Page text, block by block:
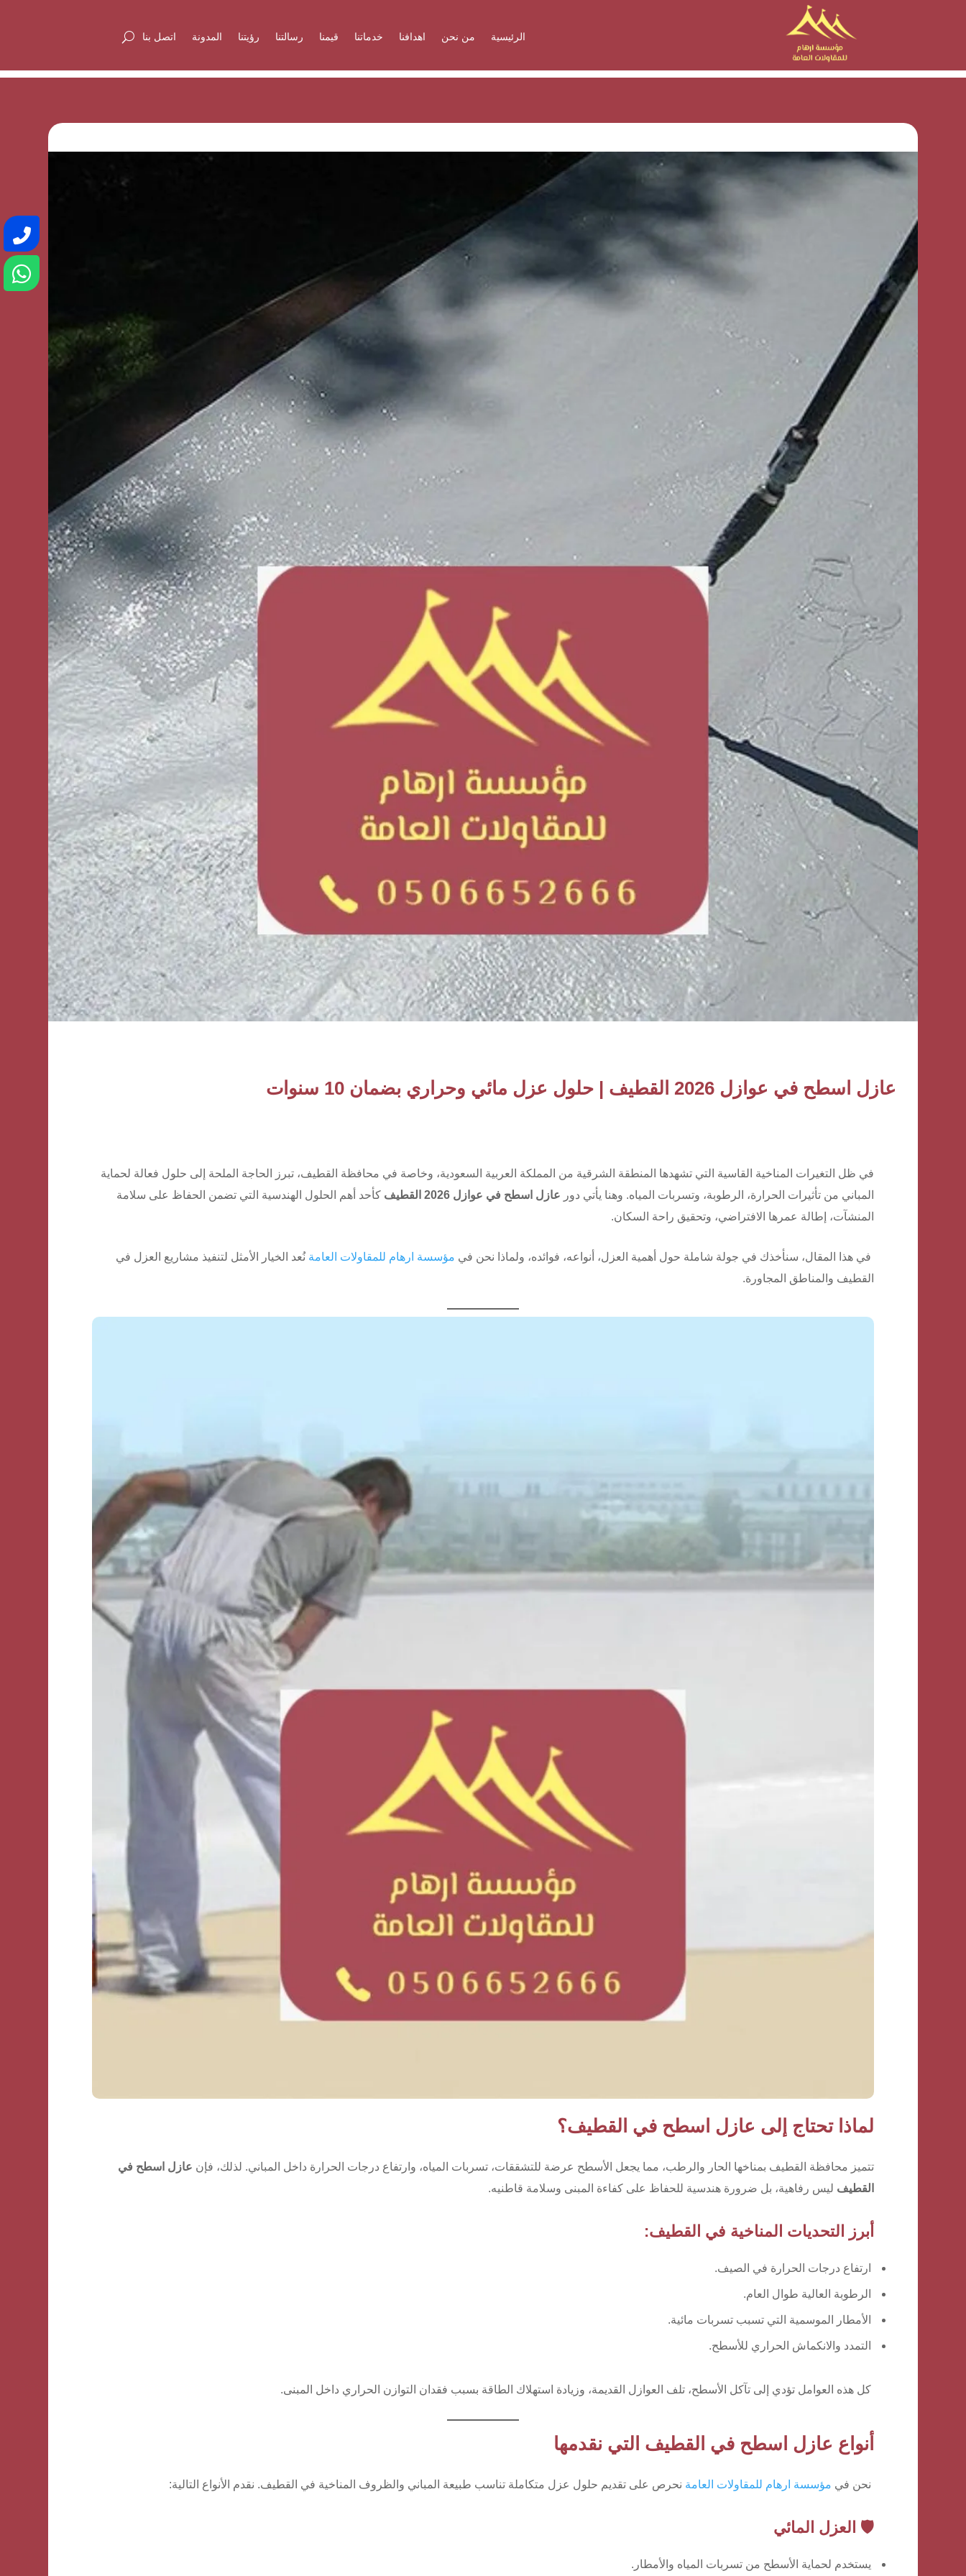
الرئيسية من نحن اهدافنا خدماتنا قيمنا رسالتنا رؤيتنا المدونة اتصل بنا
عازل اسطح في عوازل 2026 القطيف | حلول عزل مائي وحراري بضمان 10 سنوات
في ظل التغيرات المناخية القاسية التي تشهدها المنطقة الشرقية من المملكة العربية السعودية، وخاصة في محافظة القطيف، تبرز الحاجة الملحة إلى حلول فعالة لحماية
المباني من تأثيرات الحرارة، الرطوبة، وتسربات المياه. وهنا يأتي دور عازل اسطح في عوازل 2026 القطيف
كأحد أهم الحلول الهندسية التي تضمن الحفاظ على سلامة
المنشآت، إطالة عمرها الافتراضي، وتحقيق راحة السكان.
في هذا المقال، سنأخذك في جولة شاملة حول أهمية العزل، أنواعه، فوائده، ولماذا نحن في مؤسسة ارهام للمقاولات العامة نُعد الخيار الأمثل لتنفيذ مشاريع العزل في
القطيف والمناطق المجاورة.
لماذا تحتاج إلى عازل اسطح في القطيف؟
تتميز محافظة القطيف بمناخها الحار والرطب، مما يجعل الأسطح عرضة للتشققات، تسربات المياه، وارتفاع درجات الحرارة داخل المباني. لذلك، فإن عازل اسطح في
القطيف ليس رفاهية، بل ضرورة هندسية للحفاظ على كفاءة المبنى وسلامة قاطنيه.
أبرز التحديات المناخية في القطيف:
ارتفاع درجات الحرارة في الصيف.
الرطوبة العالية طوال العام.
الأمطار الموسمية التي تسبب تسربات مائية.
التمدد والانكماش الحراري للأسطح.
كل هذه العوامل تؤدي إلى تآكل الأسطح، تلف العوازل القديمة، وزيادة استهلاك الطاقة بسبب فقدان التوازن الحراري داخل المبنى.
أنواع عازل اسطح في القطيف التي نقدمها
نحن في مؤسسة ارهام للمقاولات العامة نحرص على تقديم حلول عزل متكاملة تناسب طبيعة المباني والظروف المناخية في القطيف. نقدم الأنواع التالية:
🛡️ العزل المائي
يستخدم لحماية الأسطح من تسربات المياه والأمطار.